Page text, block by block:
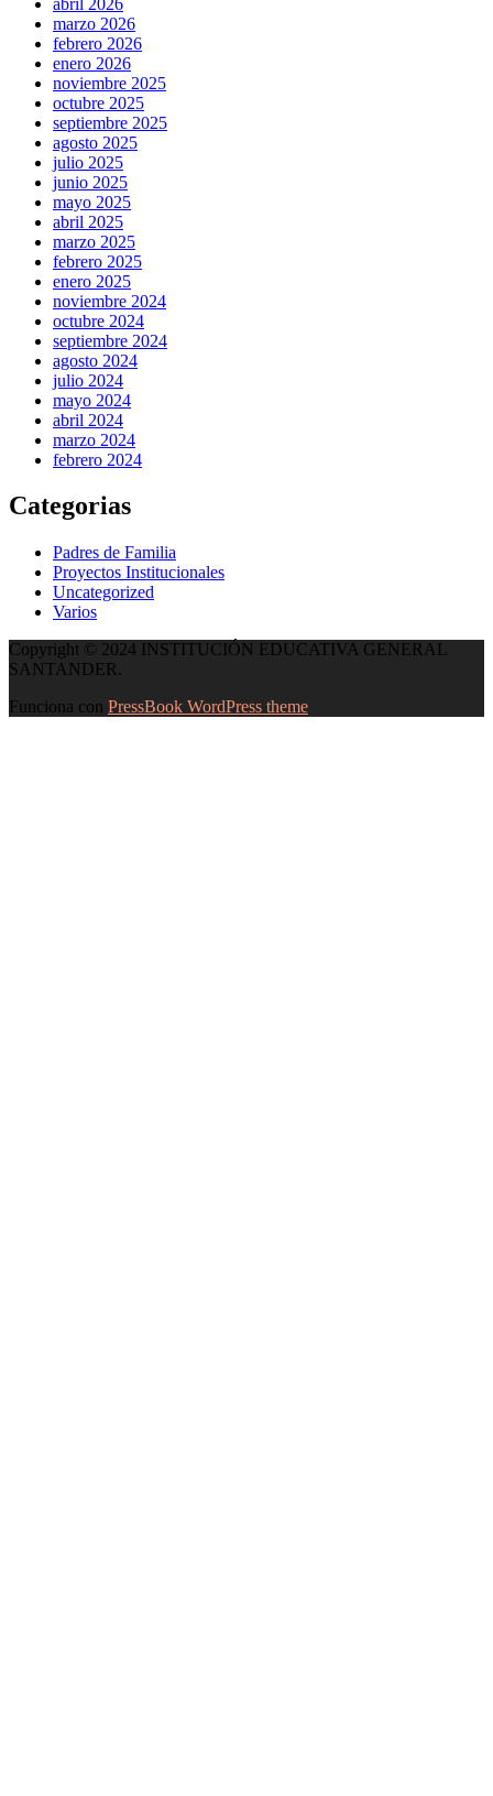
marzo 2026
febrero 2026
enero 2026
noviembre 2025
octubre 2025
septiembre 2025
agosto 2025
julio 2025
junio 2025
mayo 2025
abril 2025
marzo 2025
febrero 2025
enero 2025
noviembre 2024
octubre 2024
septiembre 2024
agosto 2024
julio 2024
mayo 2024
abril 2024
marzo 2024
febrero 2024
Categorias
Padres de Familia
Proyectos Institucionales
Uncategorized
Varios
Copyright © 2024 INSTITUCIÓN EDUCATIVA GENERAL
SANTANDER.
Funciona con PressBook WordPress theme